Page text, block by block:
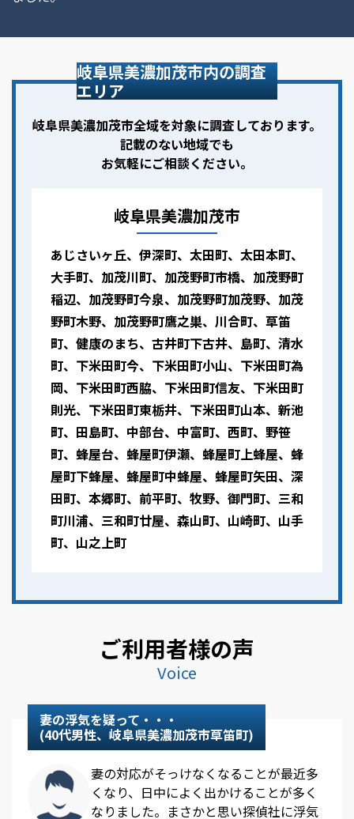
岐阜県美濃加茂市内の調査
エリア
岐阜県美濃加茂市全域を対象に調査しております。
記載のない地域でも
お気軽にご相談ください。
岐阜県美濃加茂市
あじさいヶ丘、伊深町、太田町、太田本町、
大手町、加茂川町、加茂野町市橋、加茂野町
稲辺、加茂野町今泉、加茂野町加茂野、加茂
野町木野、加茂野町鷹之巣、川合町、草笛
町、健康のまち、古井町下古井、島町、清水
町、下米田町今、下米田町小山、下米田町為
岡、下米田町西脇、下米田町信友、下米田町
則光、下米田町東栃井、下米田町山本、新池
町、田島町、中部台、中富町、西町、野笹
町、蜂屋台、蜂屋町伊瀬、蜂屋町上蜂屋、蜂
屋町下蜂屋、蜂屋町中蜂屋、蜂屋町矢田、深
田町、本郷町、前平町、牧野、御門町、三和
町川浦、三和町廿屋、森山町、山崎町、山手
町、山之上町
ご利用者様の声
Voice
妻の浮気を疑って・・・
(40代男性、岐阜県美濃加茂市草笛町)
妻の対応がそっけなくなることが最近多
くなり、日中によく出かけることが多く
なりました。まさかと思い探偵社に浮気